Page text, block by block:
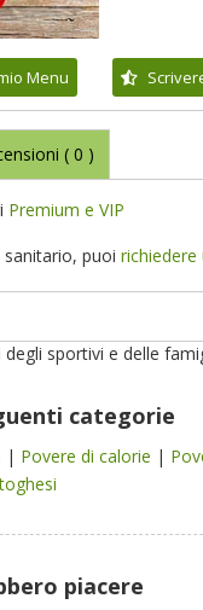
Menu
( 0 )
Premium e VIP
puoi
sportivi e delle
categorie
| Povere di calorie |
piacere